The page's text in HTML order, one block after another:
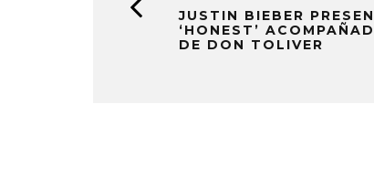
JUSTIN BIEBER
‘HONEST’
DE DON TOLIVER